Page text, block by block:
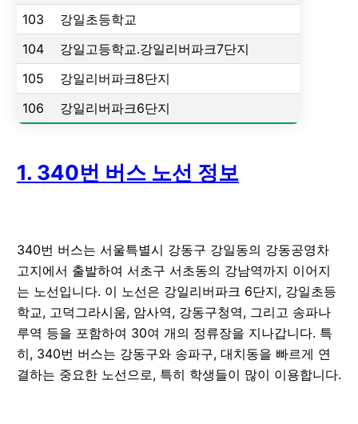
103
강일초등학교
104
강일고등학교.강일리버파크7단지
105
강일리버파크8단지
106
강일리버파크6단지
1. 340번 버스 노선 정보
340번 버스는 서울특별시 강동구 강일동의 강동공영차
고지에서 출발하여 서초구 서초동의 강남역까지 이어지
는 노선입니다. 이 노선은 강일리버파크 6단지, 강일초등
학교, 고덕그라시움, 암사역, 강동구청역, 그리고 송파나
루역 등을 포함하여 30여 개의 정류장을 지나갑니다. 특
히, 340번 버스는 강동구와 송파구, 대치동을 빠르게 연
결하는 중요한 노선으로, 특히 학생들이 많이 이용합니다.